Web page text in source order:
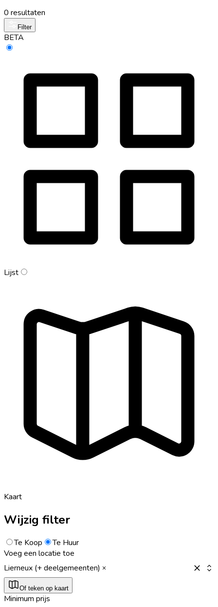
0 resultaten
Filter
BETA
Lijst
Kaart
Wijzig filter
Te Koop
Te Huur
Voeg een locatie toe
Lierneux (+ deelgemeenten)
Of teken op kaart
Minimum prijs